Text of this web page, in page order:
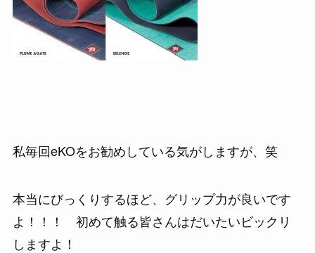
私毎回eKOをお勧めしている気がしますが、笑
本当にびっくりするほど、グリップ力が良いです
よ！！！ 初めて触る皆さんはだいたいビックリ
しますよ！